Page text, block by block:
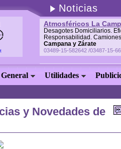
Noticias
Atmosféricos La
Desagotes Domiciliarios.
Responsabilidad.
Campana y Zárate
03489-15-582642 /03487-15-
Utilidades
y Novedades de